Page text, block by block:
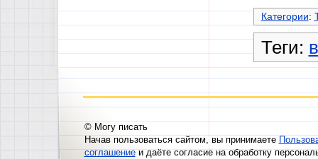
Категории:
Теги:
© Могу писать
Начав пользоваться сайтом, вы принимаете
соглашениеи даёте согласие на обработку